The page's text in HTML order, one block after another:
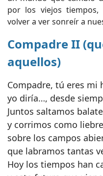
por los viejos
volver a ver sonreír a
Compadre II
aquellos)
Compadre, tú eres mi
yo diría…, desde
Juntos saltamos
y corrimos como
sobre los campos
que labramos tantas
Hoy los tiempos han